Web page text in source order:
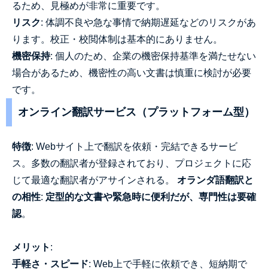
るため、見極めが非常に重要です。
リスク: 体調不良や急な事情で納期遅延などのリスクがあ
ります。校正・校閲体制は基本的にありません。
機密保持: 個人のため、企業の機密保持基準を満たせない
場合があるため、機密性の高い文書は慎重に検討が必要
です。
オンライン翻訳サービス（プラットフォーム型）
特徴: Webサイト上で翻訳を依頼・完結できるサービ
ス。多数の翻訳者が登録されており、プロジェクトに応
じて最適な翻訳者がアサインされる。 オランダ語翻訳と
の相性: 定型的な文書や緊急時に便利だが、専門性は要確
認。
メリット :
手軽さ・スピード: Web上で手軽に依頼でき、短納期で